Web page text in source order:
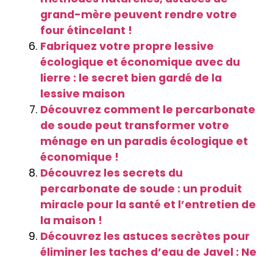
grand-mère peuvent rendre votre
four étincelant !
Fabriquez votre propre lessive
écologique et économique avec du
lierre : le secret bien gardé de la
lessive maison
Découvrez comment le percarbonate
de soude peut transformer votre
ménage en un paradis écologique et
économique !
Découvrez les secrets du
percarbonate de soude : un produit
miracle pour la santé et l’entretien de
la maison !
Découvrez les astuces secrètes pour
éliminer les taches d’eau de Javel : Ne